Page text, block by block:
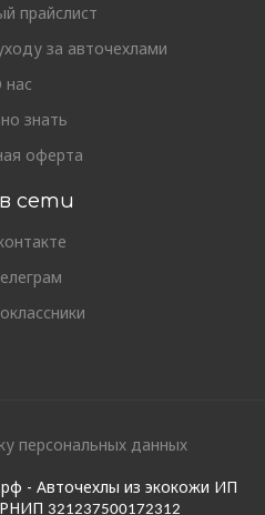
прайслист
за авточехлами
нас
знать
оферта
сети
персональных данных
- Авточехлы из экокожи ИП
321237500172312